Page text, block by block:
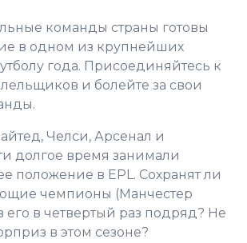
команды страны готовы
в одном из крупнейших
года. Присоединяйтесь к
и болейте за свои
Челси, Арсенал и
долгое время занимали
положение в EPL. Сохранят ли
чемпионы (Манчестер
его в четвертый раз подряд? Не
в этом сезоне?